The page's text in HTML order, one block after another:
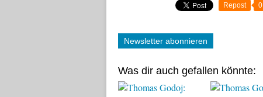
Repost 0
Newsletter abonnieren
Was dir auch gefallen könnte: